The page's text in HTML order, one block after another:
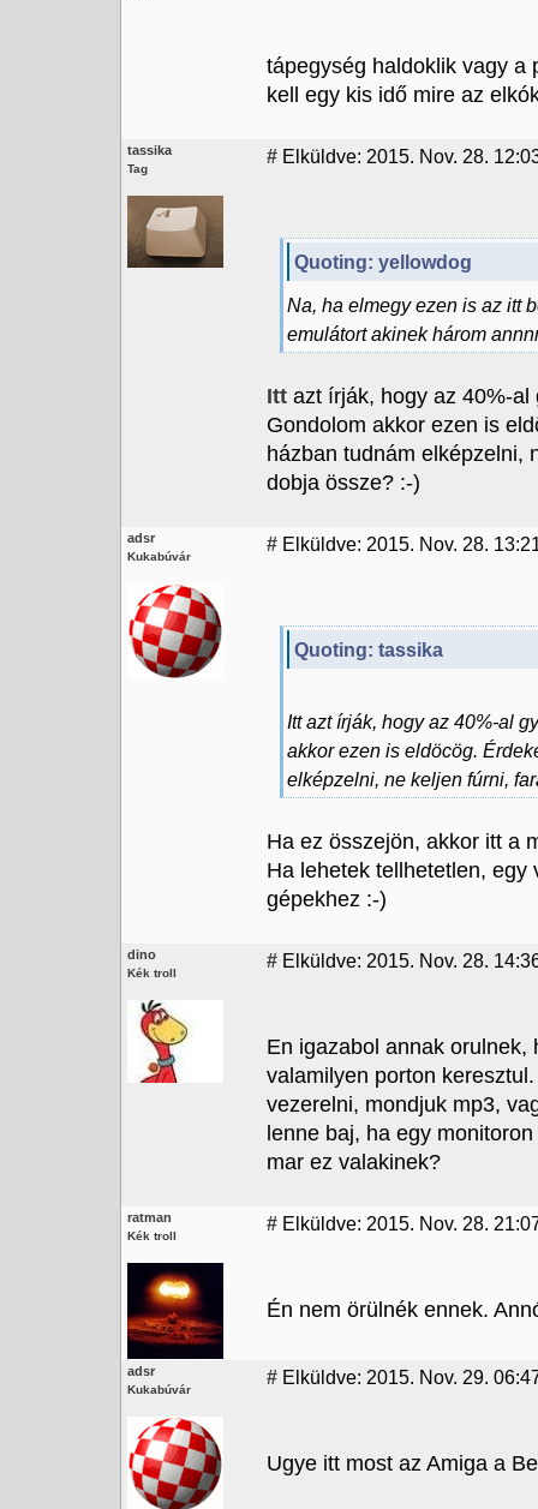
tápegység haldoklik vagy a
kell egy kis idő mire az
tassika
Tag
# Elküldve: 2015. Nov. 28.
Quoting: yellowdog
Na, ha elmegy ezen is az itt
emulátort akinek három
Itt azt írják, hogy az 40%-
Gondolom akkor ezen is
házban tudnám elképzelni,
dobja össze? :-)
adsr
Kukabúvár
# Elküldve: 2015. Nov. 28.
Quoting: tassika
Itt azt írják, hogy az 40%-al
akkor ezen is eldöcög.
elképzelni, ne keljen fúrni,
Ha ez összejön, akkor itt a
Ha lehetek tellhetetlen,
gépekhez :-)
dino
Kék troll
# Elküldve: 2015. Nov. 28.
En igazabol annak
valamilyen porton
vezerelni, mondjuk mp3,
lenne baj, ha egy
mar ez valakinek?
ratman
Kék troll
# Elküldve: 2015. Nov. 28.
Én nem örülnék ennek.
adsr
Kukabúvár
# Elküldve: 2015. Nov. 29.
Ugye itt most az Amiga a